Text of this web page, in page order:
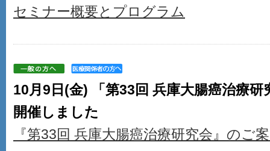
セミナー概要とプログラム
10月9日(金) 「第33回 兵庫大腸癌治療
開催しました
『第33回 兵庫大腸癌治療研究会』のご